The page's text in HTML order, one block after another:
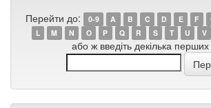
Перейти до: 0-9 A B C D E F
L
M N O P Q R S T U V
або ж введіть декілька перших